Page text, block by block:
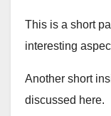
This is a short
interesting
Another short
discussed here.